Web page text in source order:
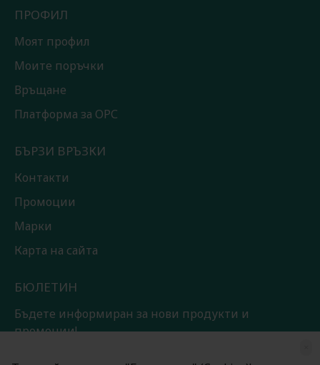
ПРОФИЛ
Моят профил
Моите поръчки
Връщане
Платформа за ОРС
БЪРЗИ ВРЪЗКИ
Контакти
Промоции
Марки
Карта на сайта
БЮЛЕТИН
Бъдете информиран за нови продукти и
промоции!